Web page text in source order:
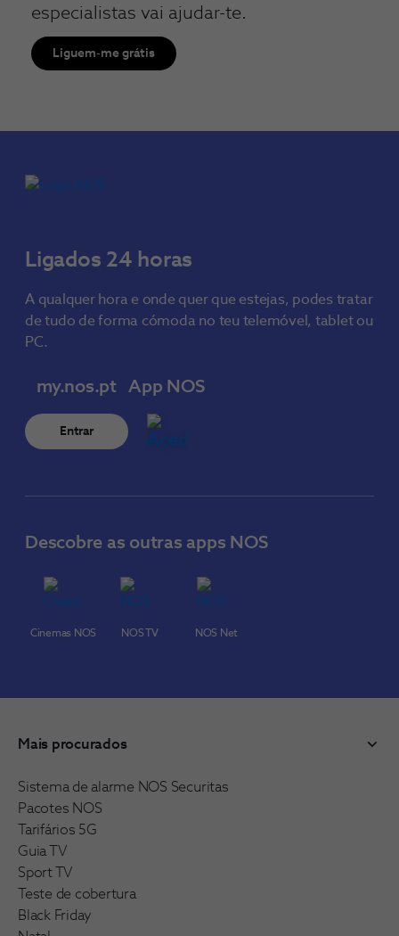
especialistas vai ajudar-te.
Liguem-me grátis
Ligados 24 horas
A qualquer hora e onde quer que estejas, podes tratar
de tudo de forma cómoda no teu telemóvel, tablet ou
PC.
my.nos.pt
Entrar
App NOS
Descobre as outras apps NOS
Cinemas NOS NOS TV NOS Net
Mais procurados
Sistema de alarme NOS Securitas
Pacotes NOS
Tarifários 5G
Guia TV
Sport TV
Teste de cobertura
Black Friday